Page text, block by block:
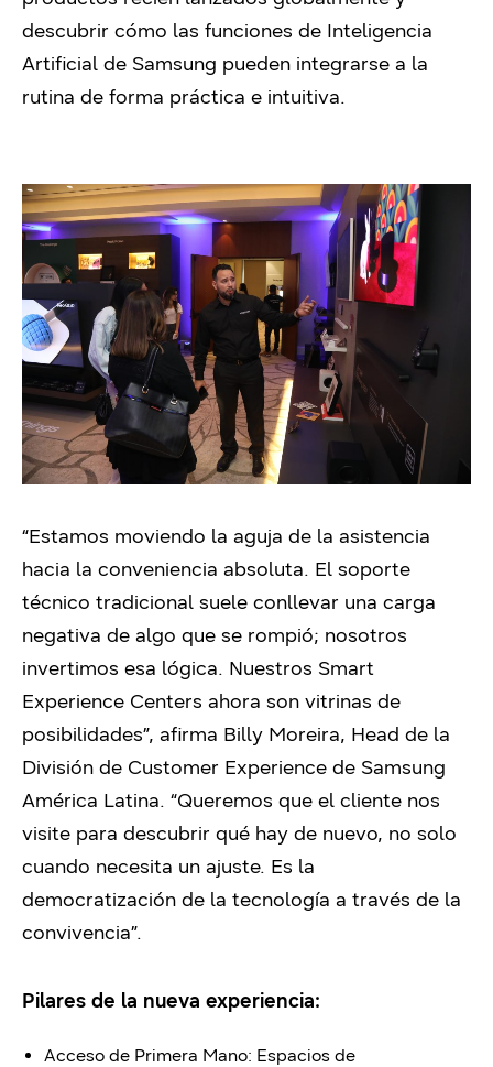
descubrir cómo las funciones de Inteligencia
Artificial de Samsung pueden integrarse a la
rutina de forma práctica e intuitiva.
“Estamos moviendo la aguja de la asistencia
hacia la conveniencia absoluta. El soporte
técnico tradicional suele conllevar una carga
negativa de algo que se rompió; nosotros
invertimos esa lógica. Nuestros Smart
Experience Centers ahora son vitrinas de
posibilidades”, afirma Billy Moreira, Head de la
División de Customer Experience de Samsung
América Latina. “Queremos que el cliente nos
visite para descubrir qué hay de nuevo, no solo
cuando necesita un ajuste. Es la
democratización de la tecnología a través de la
convivencia”.
Pilares de la nueva experiencia:
Acceso de Primera Mano: Espacios de